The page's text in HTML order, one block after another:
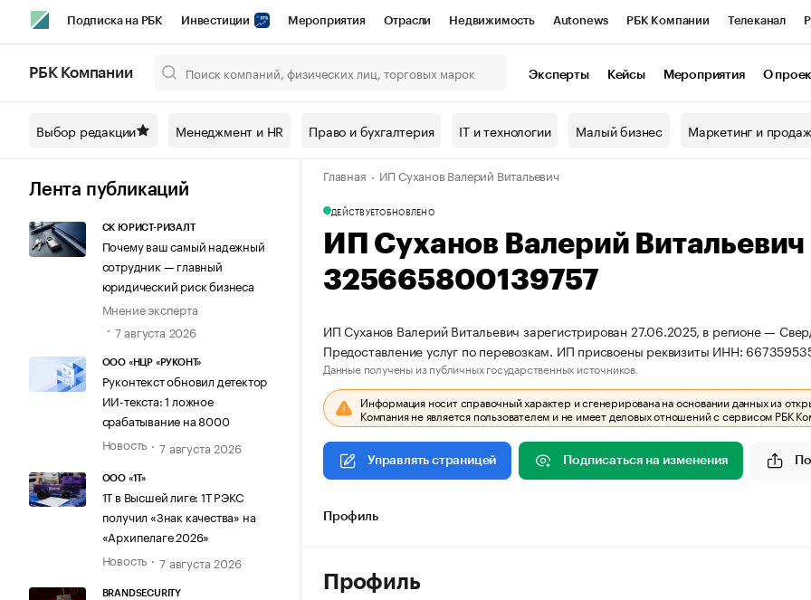
Подписка на РБК Инвестиции Мероприятия Отрасли Недвижимость Autonews РБК Компании Телеканал
Спецпроекты СПб Конференции СПб Спецпроекты Проверка контрагентов
Технологии и медиа Рынок наличной валюты
РБК Компании Эксперты Кейсы Мероприятия О
Выбор редакции Менеджмент и HR Право и бухгалтерия IT и технологии Малый бизнес Маркетинг и
Лента публикаций
СК ЮРИСТ-РИЗАЛТ
Почему ваш самый надежный
сотрудник — главный
юридический риск бизнеса
Мнение эксперта
7 августа 2026
ООО «НЦР «РУКОНТ»
Руконтекст обновил детектор
ИИ-текста: 1 ложное
срабатывание на 8000
Новость
7 августа 2026
ООО «1Т»
1Т в Высшей лиге: 1Т РЭКС
получил «Знак качества» на
«Архипелаге 2026»
Новость
7 августа 2026
BRANDSECURITY
Главная ИП Суханов Валерий Витальевич
ДЕЙСТВУЕТОБНОВЛЕНО
ИП Суханов Валерий
325665800139757
ИП Суханов Валерий Витальевич зарегистрирован 27.06.2025, в регионе —
Предоставление услуг по перевозкам. ИП присвоены реквизиты ИНН:
Данные получены из публичных государственных источников.
Информация носит справочный характер и сгенерирована на основании данных из
Компания не является пользователем и не имеет деловых отношений с сервисом РБК
Управлять страницей Подписаться на изменения
Профиль
Профиль